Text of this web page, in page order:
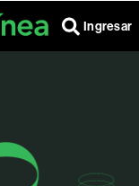
Ingresar